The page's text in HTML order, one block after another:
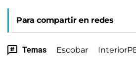
Para compartir en redes
Temas Escobar